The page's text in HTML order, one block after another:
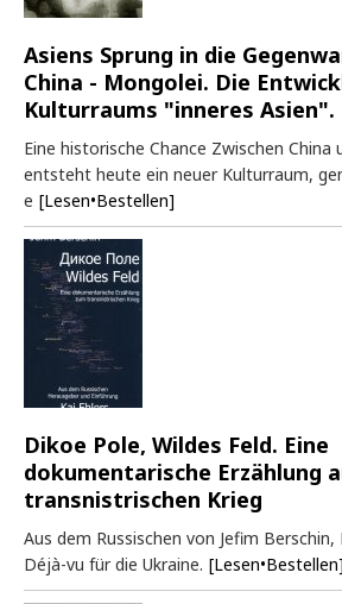
Asiens Sprung in die
China - Mongolei. Die
Kulturraums "inneres Asien".
Eine historische Chance Zwischen China
entsteht heute ein neuer Kulturraum,
e [Lesen•Bestellen]
Dikoe Pole, Wildes Feld. Eine
dokumentarische Erzählung
transnistrischen Krieg
Aus dem Russischen von Jefim Berschin,
Déjà-vu für die Ukraine. [Lesen•Bestellen]